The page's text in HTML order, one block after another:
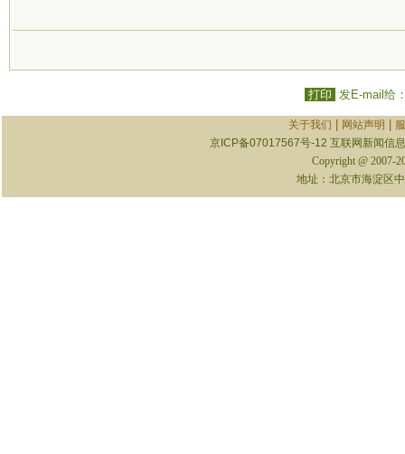
打印 发E-mail给
关于我们 网站声明
京ICP备07017567号-12 互联网新闻信
Copyright @ 2007-
地址：北京市海淀区